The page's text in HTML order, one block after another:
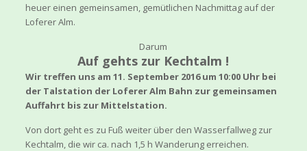
heuer einen gemeinsamen, gemütlichen Nachmittag auf der
Loferer Alm.
Darum
Auf gehts zur Kechtalm !
Wir treffen uns am 11. September 2016 um 10:00 Uhr bei
der Talstation der Loferer Alm Bahn zur gemeinsamen
Auffahrt bis zur Mittelstation.
Von dort geht es zu Fuß weiter über den Wasserfallweg zur
Kechtalm, die wir ca. nach 1,5 h Wanderung erreichen.